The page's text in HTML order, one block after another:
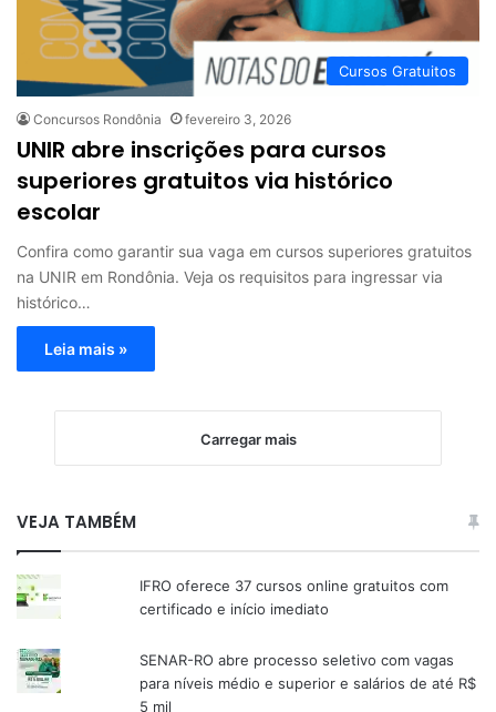
Cursos Gratuitos
Concursos Rondônia fevereiro 3, 2026
UNIR abre inscrições para cursos
superiores gratuitos via histórico
escolar
Confira como garantir sua vaga em cursos superiores gratuitos
na UNIR em Rondônia. Veja os requisitos para ingressar via
histórico…
Leia mais »
Carregar mais
VEJA TAMBÉM
IFRO oferece 37 cursos online gratuitos com
certificado e início imediato
SENAR-RO abre processo seletivo com vagas
para níveis médio e superior e salários de até R$
5 mil